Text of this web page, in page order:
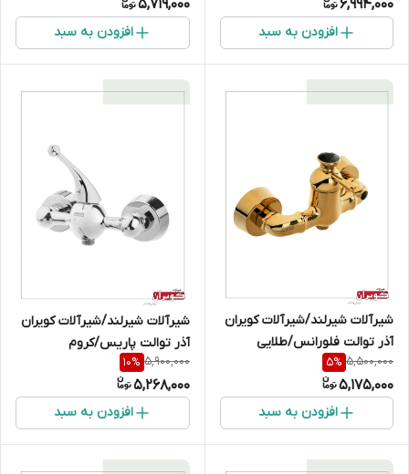
6,994,000
افزودن به سبد
5,719,000
افزودن به سبد
شیرآلات شیرلند/شیرآلات کویران
آذر توالت فلورانس/طلایی
5,500,000
5%
5,175,000
افزودن به سبد
شیرآلات شیرلند/شیرآلات کویران
آذر توالت پاریس/کروم
5,900,000
10%
5,268,000
افزودن به سبد